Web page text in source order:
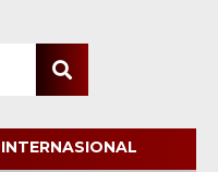
INTERNASIONAL